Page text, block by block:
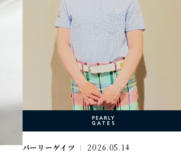
パーリーゲイツ 2026.05.14